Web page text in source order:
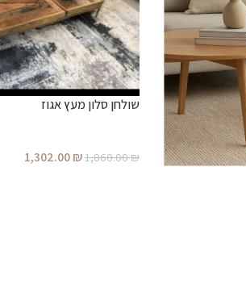
שולחן סלון מעץ אגוז
1,860.00₪
1,302.00₪